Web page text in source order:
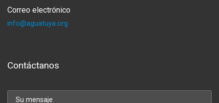
Correo electrónico
info@aguatuya.org
Contáctanos